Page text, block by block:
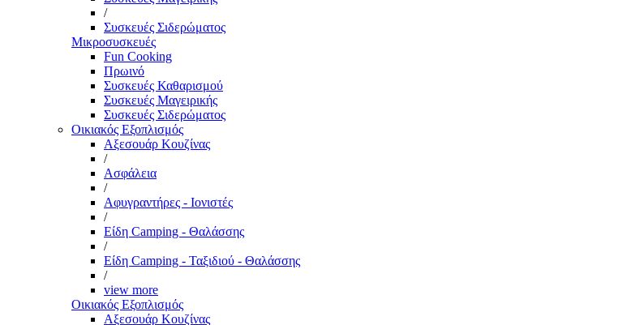
/
Συσκευές Σιδερώματος
Μικροσυσκευές
Fun Cooking
Πρωινό
Συσκευές Καθαρισμού
Συσκευές Μαγειρικής
Συσκευές Σιδερώματος
Οικιακός Εξοπλισμός
Αξεσουάρ Κουζίνας
/
Ασφάλεια
/
Αφυγραντήρες - Ιονιστές
/
Είδη Camping - Θαλάσσης
/
Είδη Camping - Ταξιδιού - Θαλάσσης
/
view more
Οικιακός Εξοπλισμός
Αξεσουάρ Κουζίνας